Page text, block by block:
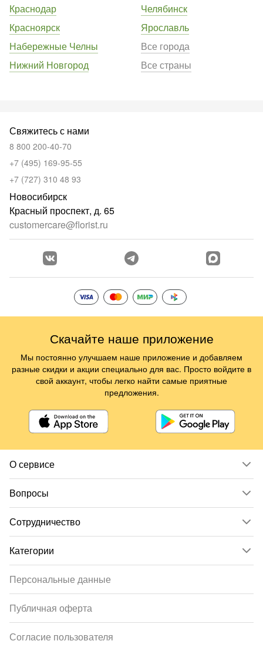
Краснодар
Красноярск
Набережные Челны
Нижний Новгород
Челябинск
Ярославль
Все города
Все страны
О сервисе
Вопросы
Сотрудничество
Категории
Свяжитесь с нами
8 800 200-40-70
+7 (495) 169-95-55
+7 (727) 310 48 93
Новосибирск
Красный проспект, д. 65
customercare@florist.ru
Персональные данные
Публичная оферта
Согласие пользователя
Скачайте наше приложение
Мы постоянно улучшаем наше приложение и добавляем
разные скидки и акции специально для вас. Просто войдите в
свой аккаунт, чтобы легко найти самые приятные
предложения.